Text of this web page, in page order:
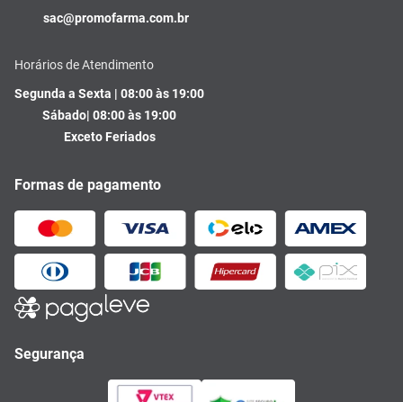
sac@promofarma.com.br
Horários de Atendimento
Segunda a Sexta | 08:00 às 19:00
Sábado| 08:00 às 19:00
Exceto Feriados
Formas de pagamento
Segurança